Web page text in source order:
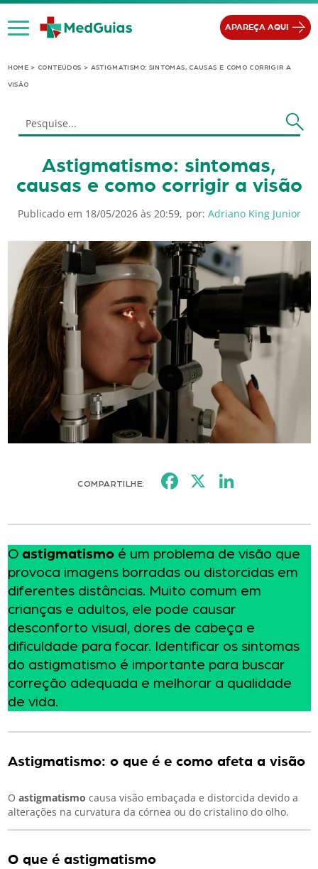
Ir para o conteúdo
APAREÇA AQUI
HOME> CONTEÚDOS > ASTIGMATISMO: SINTOMAS, CAUSAS E COMO CORRIGIR A
VISÃO
Astigmatismo: sintomas,
causas e como corrigir a visão
Publicado em 18/05/2026 às 20:59, por: Adriano King Junior
COMPARTILHE: Facebook
X
O astigmatismoé um problema de visão que
provoca imagens borradas ou distorcidas em
diferentes distâncias. Muito comum em
crianças e adultos, ele pode causar
desconforto visual, dores de cabeça e
dificuldade para focar. Identificar os sintomas
do astigmatismo é importante para buscar
correção adequada e melhorar a qualidade
de vida.
Astigmatismo: o que é e como afeta a visão
O astigmatismo causa visão embaçada e distorcida devido a
alterações na curvatura da córnea ou do cristalino do olho.
O que é astigmatismo